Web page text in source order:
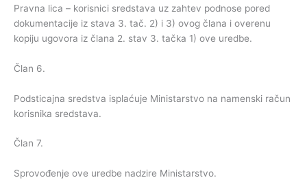
Pravna lica – korisnici sredstava uz zahtev podnose pored
dokumentacije iz stava 3. tač. 2) i 3) ovog člana i overenu
kopiju ugovora iz člana 2. stav 3. tačka 1) ove uredbe.
Član 6.
Podsticajna sredstva isplaćuje Ministarstvo na namenski račun
korisnika sredstava.
Član 7.
Sprovođenje ove uredbe nadzire Ministarstvo.